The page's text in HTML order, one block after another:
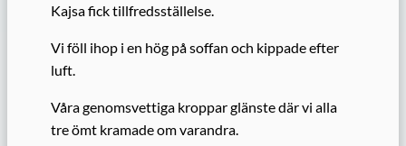
Kajsa fick tillfredsställelse.
Vi föll ihop i en hög på soffan och kippade efter
luft.
Våra genomsvettiga kroppar glänste där vi alla
tre ömt kramade om varandra.